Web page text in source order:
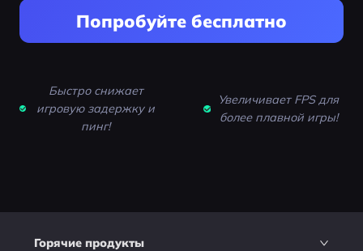
Попробуйте бесплатно
Быстро снижает
игровую задержку и
пинг!
Увеличивает FPS для
более плавной игры!
Горячие продукты